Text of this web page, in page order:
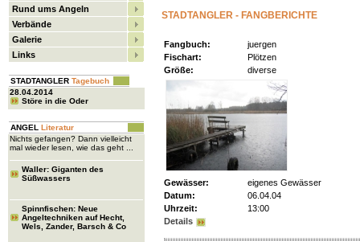
Rund ums Angeln
Verbände
Galerie
Links
STADTANGLER Tagebuch
28.04.2014
Störe in die Oder
ANGEL Literatur
Nichts gefangen? Dann vielleicht
mal wieder lesen, wie das geht ...
Waller: Giganten des
Süßwassers
Spinnfischen: Neue
Angeltechniken auf Hecht,
Wels, Zander, Barsch & Co
STADTANGLER - FANGBERICHTE
Fangbuch:
juergen
Fischart:
Plötzen
Größe:
diverse
Gewässer:
eigenes Gewässer
Datum:
06.04.04
Uhrzeit:
13:00
Details